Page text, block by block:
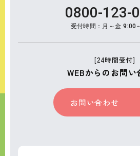
0800-123-
受付時間：月～金 9:00
[24時間受付]
WEBからのお問い
お問い合わせ